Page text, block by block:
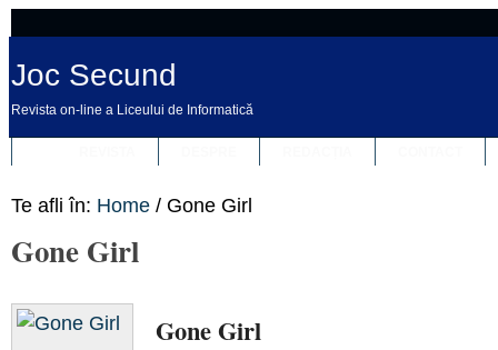
Joc Secund
Revista on-line a Liceului de Informatică
Te afli în: Home / Gone Girl
Gone Girl
Gone Girl